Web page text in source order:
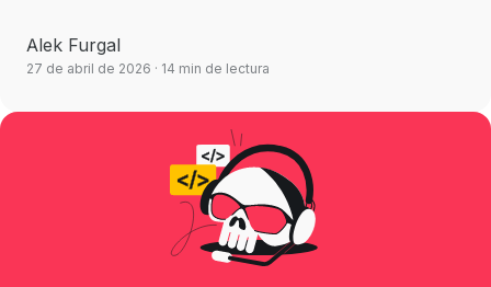
Alek Furgal
27 de abril de 2026 · 14 min de lectura